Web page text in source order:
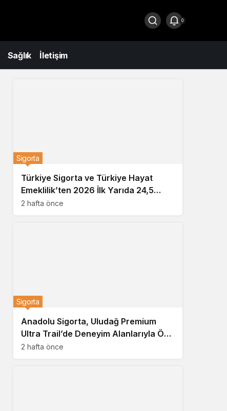
0
Sağlık İletişim
Türkiye Sigorta ve Türkiye Hayat
Emeklilik’ten 2026 İlk Yarıda 24,5
Milyar TL’lik Rekor Kârlılık
2 hafta önce
Sigorta
Anadolu Sigorta, Uludağ Premium
Ultra Trail’de Deneyim Alanlarıyla Öne
Çıktı
2 hafta önce
Sigorta